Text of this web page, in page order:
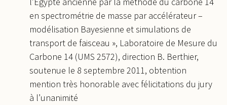
en spectrométrie de masse par accélérateur –
modélisation Bayesienne et simulations de
transport de faisceau », Laboratoire de Mesure du
Carbone 14 (UMS 2572), direction B. Berthier,
soutenue le 8 septembre 2011, obtention
mention très honorable avec félicitations du jury
à l’unanimité